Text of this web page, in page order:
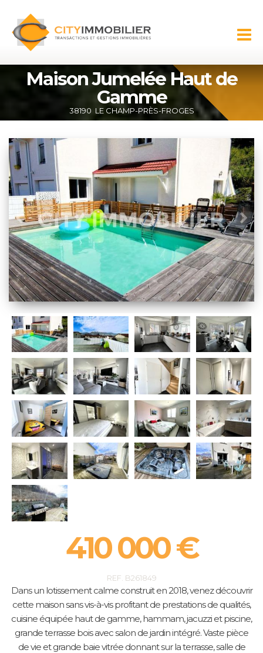
principal
CITY
IMMOBILIER
Maison Jumelée Haut de
Gamme
LE CHAMP-PRÈS-FROGES
38190
410 000 €
REF. B261849
Dans un lotissement calme construit en 2018, venez découvrir
cette maison sans vis-à-vis profitant de prestations de qualités,
cuisine équipée haut de gamme, hammam, jacuzzi et piscine,
grande terrasse bois avec salon de jardin intégré. Vaste pièce
de vie et grande baie vitrée donnant sur la terrasse, salle de